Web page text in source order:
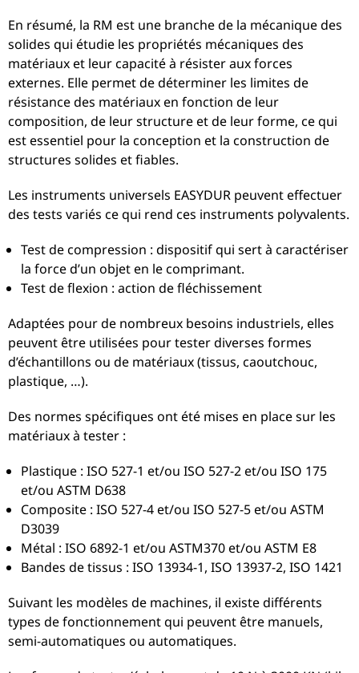
En résumé, la RM est une branche de la mécanique des
solides qui étudie les propriétés mécaniques des
matériaux et leur capacité à résister aux forces
externes. Elle permet de déterminer les limites de
résistance des matériaux en fonction de leur
composition, de leur structure et de leur forme, ce qui
est essentiel pour la conception et la construction de
structures solides et fiables.
Les instruments universels EASYDUR peuvent effectuer
des tests variés ce qui rend ces instruments polyvalents.
Test de compression : dispositif qui sert à caractériser
la force d’un objet en le comprimant.
Test de flexion : action de fléchissement
Adaptées pour de nombreux besoins industriels, elles
peuvent être utilisées pour tester diverses formes
d’échantillons ou de matériaux (tissus, caoutchouc,
plastique, …).
Des normes spécifiques ont été mises en place sur les
matériaux à tester :
Plastique : ISO 527-1 et/ou ISO 527-2 et/ou ISO 175
et/ou ASTM D638
Composite : ISO 527-4 et/ou ISO 527-5 et/ou ASTM
D3039
Métal : ISO 6892-1 et/ou ASTM370 et/ou ASTM E8
Bandes de tissus : ISO 13934-1, ISO 13937-2, ISO 1421
Suivant les modèles de machines, il existe différents
types de fonctionnement qui peuvent être manuels,
semi-automatiques ou automatiques.